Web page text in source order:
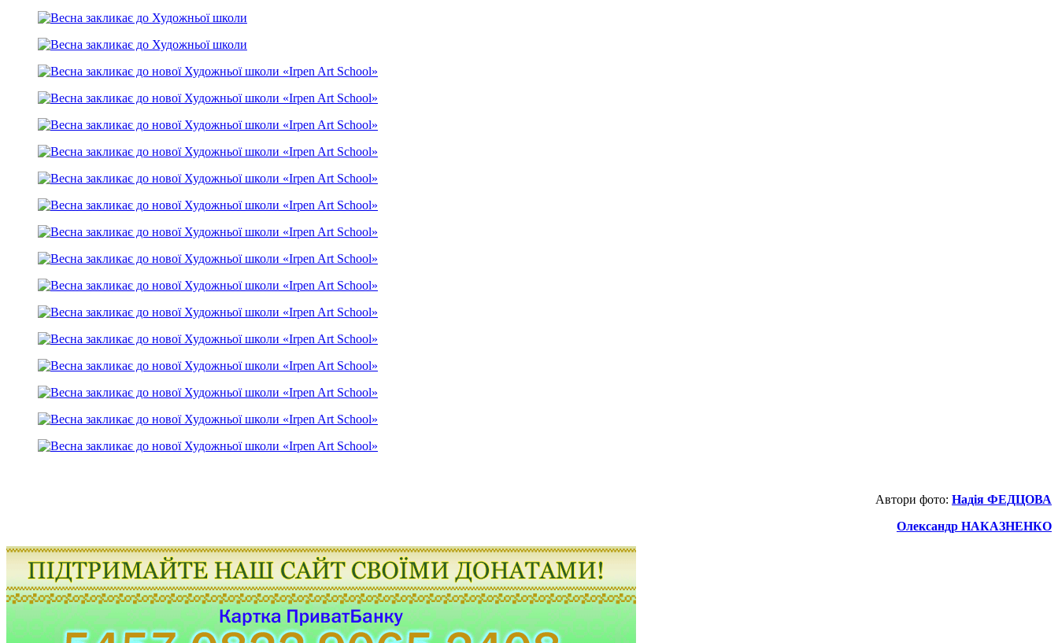
Автори фото: Надія ФЕДЦОВА
Олександр НАКАЗНЕНКО